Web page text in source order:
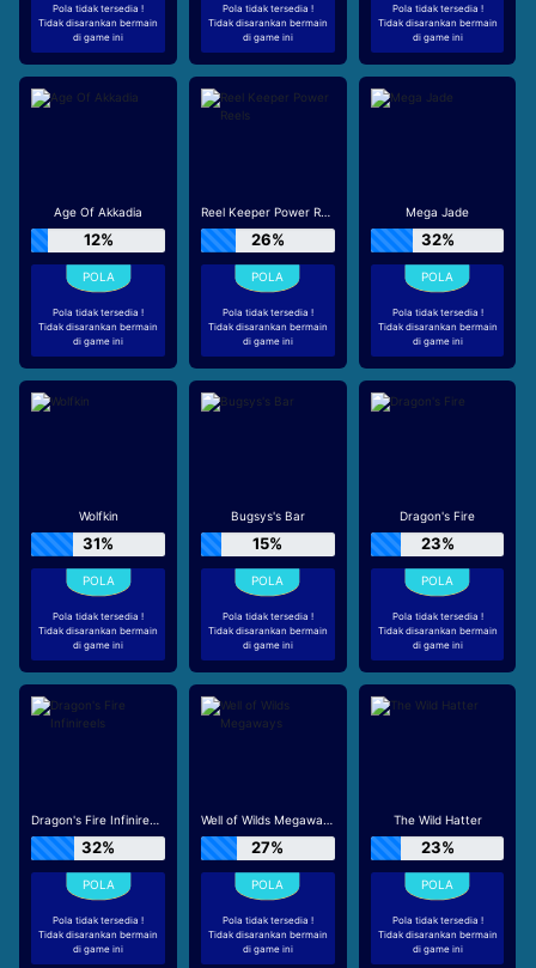
Pola tidak tersedia !
Tidak disarankan bermain
di game ini
Pola tidak tersedia !
Tidak disarankan bermain
di game ini
Pola tidak tersedia !
Tidak disarankan bermain
di game ini
Age Of Akkadia
12%
Pola tidak tersedia !
Tidak disarankan bermain
di game ini
Reel Keeper Power Reels
26%
Pola tidak tersedia !
Tidak disarankan bermain
di game ini
Mega Jade
32%
Pola tidak tersedia !
Tidak disarankan bermain
di game ini
Wolfkin
31%
Pola tidak tersedia !
Tidak disarankan bermain
di game ini
Bugsys's Bar
15%
Pola tidak tersedia !
Tidak disarankan bermain
di game ini
Dragon's Fire
23%
Pola tidak tersedia !
Tidak disarankan bermain
di game ini
Dragon's Fire Infinireels
32%
Pola tidak tersedia !
Tidak disarankan bermain
di game ini
Well of Wilds Megaways
27%
Pola tidak tersedia !
Tidak disarankan bermain
di game ini
The Wild Hatter
23%
Pola tidak tersedia !
Tidak disarankan bermain
di game ini